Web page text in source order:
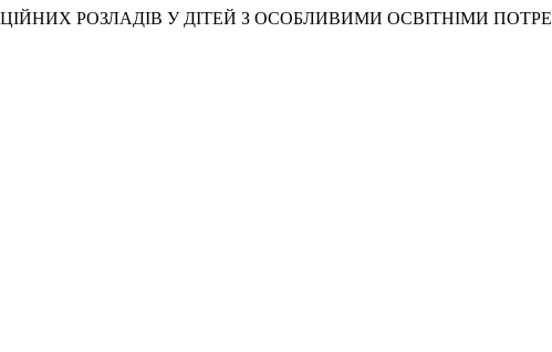
РОЗЛАДІВ У ДІТЕЙ З ОСОБЛИВИМИ ОСВІТНІМИ